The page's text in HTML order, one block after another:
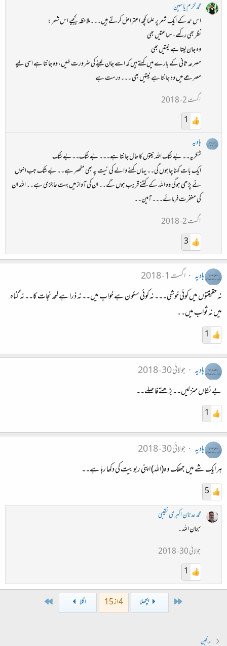
محمد خرم یاسین
اس حمد کے ایک شعر پر علما کچھ اعتراض کرتے ہیں۔۔۔ملاحظہ کیجیے اس شعر :
نظر بھی رکھے، سماعتیں بھی
وہ جان لیتا ہے نیتیں بھی
مصرعہ ثانی کے بارے میں کہتے ہیں کہ اسے جان لینے کی ضرورت نہیں، وہ جانتا ہے اسی لیے
مصرعے میں وہ جانتا ہے نیتیں بھی ۔۔۔درست ہے
اگست 2، 2018
1
ہادیہ
شکریہ۔۔ بے شک اللہ نیتوں کا حال جانتا ہے۔۔۔ بے شک۔۔بے شک
ایک بات کہنا چاہوں گی۔۔ یہاں کہنے والے کی نیت پہ بھی منحصر ہے۔۔ بے شک جب انہوں
نے پڑھی ہوگی وہ اللہ کے کتنے قریب ہوں گے۔۔ ان کی آواز میں بہت عاجزی ہے۔۔ اللہ ان
کی مغفرت فرمائے۔۔۔ آمین۔۔
اگست 2، 2018
3
ہادیہ
اگست 1، 2018
نہ حقیقتوں میں کوئی خوشی۔۔۔ نہ کوئی سکون ہے خواب میں۔۔ نہ ذرا ہے لمحہ نجات کا۔۔ نہ گناہ
میں نہ ثواب میں۔۔
1
ہادیہ
جولائی 30، 2018
بے نشاں منزلیں۔۔بڑھتے فاصلے۔۔
1
ہادیہ
جولائی 30، 2018
ہر ایک شے میں جھلک وہ(اللہ) اپنی ربوبیت کی دکھا رہا ہے۔۔
5
محمد عدنان اکبری نقیبی
سبحان اللہ ۔
جولائی 30، 2018
1
First پچھلا 4 از 15 اگلا
اراکین